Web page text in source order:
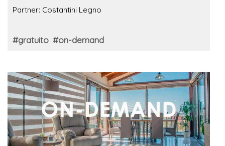
Partner: Costantini Legno
#gratuito #on-demand